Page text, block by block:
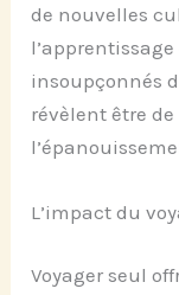
de nouvelles
insoupçonnés
révèlent être
L’impact du
Voyager seul